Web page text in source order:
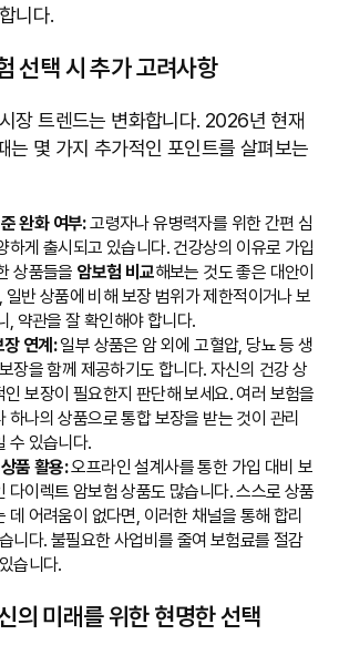
니다.
선택 시 추가 고려사항
장 트렌드는 변화합니다. 2026년 현재
는 몇 가지 추가적인 포인트를 살펴보는
완화 여부:고령자나 유병력자를 위한 간편 심
하게 출시되고 있습니다. 건강상의 이유로 가입
상품들을 암보험 비교해보는 것도 좋은 대안이
일반 상품에 비해 보장 범위가 제한적이거나 보
, 약관을 잘 확인해야 합니다.
연계:일부 상품은 암 외에 고혈압, 당뇨 등 생
장을 함께 제공하기도 합니다. 자신의 건강 상
보장이 필요한지 판단해 보세요. 여러 보험을
하나의 상품으로 통합 보장을 받는 것이 관리
수 있습니다.
품 활용:오프라인 설계사를 통한 가입 대비 보
다이렉트 암보험 상품도 많습니다. 스스로 상품
데 어려움이 없다면, 이러한 채널을 통해 합리
니다. 불필요한 사업비를 줄여 보험료를 절감
습니다.
의 미래를 위한 현명한 선택